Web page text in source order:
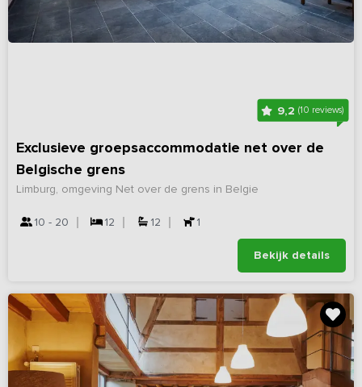
9,2(10 reviews)
Exclusieve groepsaccommodatie net over de
Belgische grens
Limburg, omgeving Net over de grens in Belgie
10 - 20 12 12 1
Bekijk details